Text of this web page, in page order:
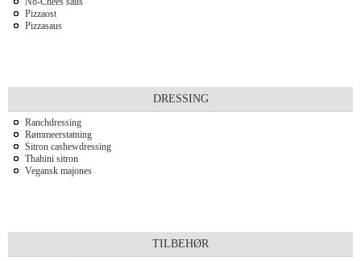
Pizzaost
Pizzasaus
DRESSING
Ranchdressing
Rømmeerstatning
Sitron cashewdressing
Thahini sitron
Vegansk majones
TILBEHØR